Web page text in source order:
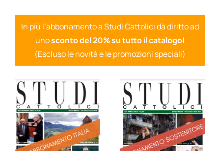
In più l’abbonamento a Studi Cattolici dà diritto ad
unosconto del 20% su tutto il catalogo!
(Escluso le novità e le promozioni speciali)